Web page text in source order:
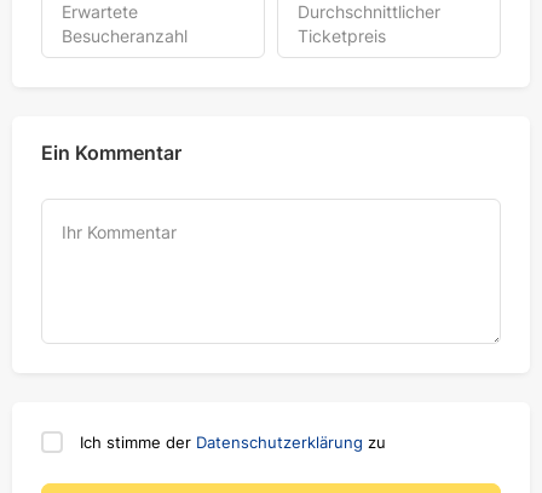
Erwartete
Besucheranzahl
Durchschnittlicher
Ticketpreis
Ein Kommentar
Ihr Kommentar
Ich stimme der Datenschutzerklärung zu